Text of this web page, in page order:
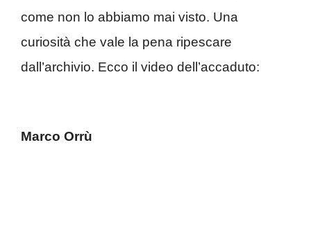
come non lo abbiamo mai visto. Una
curiosità che vale la pena ripescare
dall’archivio. Ecco il video dell’accaduto:
Marco Orrù